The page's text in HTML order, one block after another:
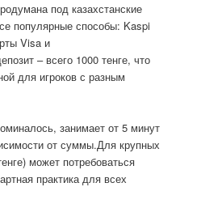
под казахстанские
популярные способы: Kaspi
Visa и
– всего 1000 тенге, что
для игроков с разным
занимает от 5 минут
от суммы.Для крупных
может потребоваться
практика для всех